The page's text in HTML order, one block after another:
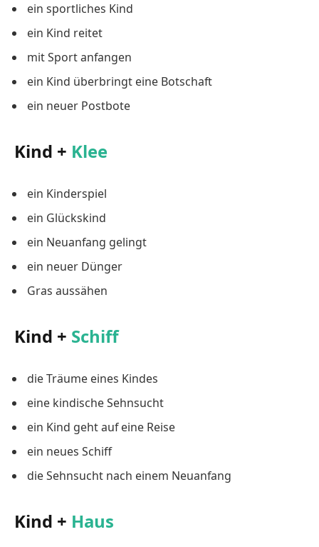
ein sportliches Kind
ein Kind reitet
mit Sport anfangen
ein Kind überbringt eine Botschaft
ein neuer Postbote
Kind + Klee
ein Kinderspiel
ein Glückskind
ein Neuanfang gelingt
ein neuer Dünger
Gras aussähen
Kind + Schiff
die Träume eines Kindes
eine kindische Sehnsucht
ein Kind geht auf eine Reise
ein neues Schiff
die Sehnsucht nach einem Neuanfang
Kind + Haus